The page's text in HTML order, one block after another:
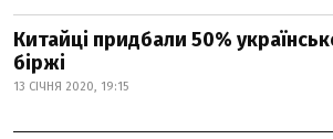
Китайці придбали 50%
біржі
13 СІЧНЯ 2020, 19:15